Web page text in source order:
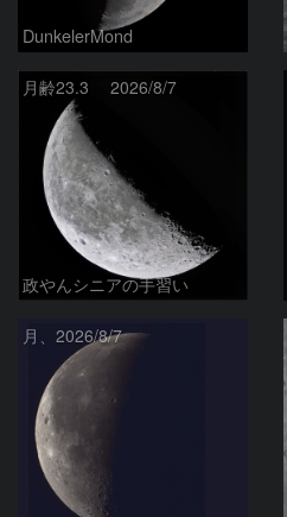
DunkelerMond
月齢23.3 2026/8/7
政やんシニアの手習い
月、2026/8/7